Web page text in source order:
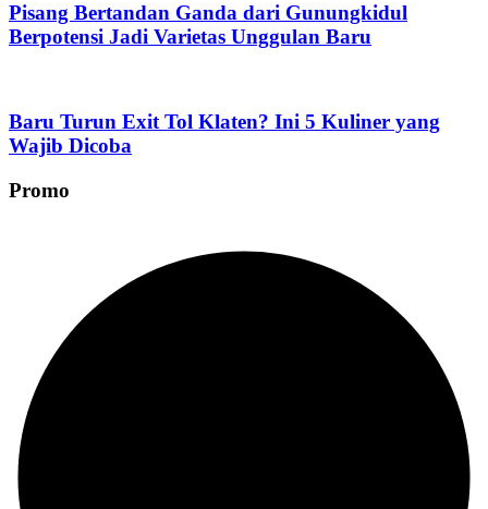
Pisang Bertandan Ganda dari Gunungkidul
Berpotensi Jadi Varietas Unggulan Baru
Baru Turun Exit Tol Klaten? Ini 5 Kuliner yang
Wajib Dicoba
Promo